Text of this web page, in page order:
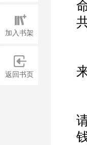
加入书架
返回书页